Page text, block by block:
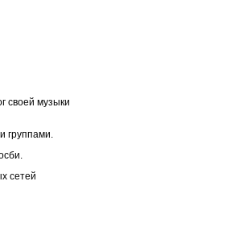
своей музыки
группами.
сетей